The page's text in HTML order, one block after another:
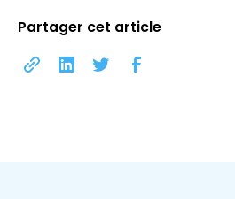
Partager cet article